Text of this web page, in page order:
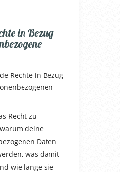
in Bezug
Rechte in Bezug
Recht zu
deine
Daten
was damit
wie lange sie